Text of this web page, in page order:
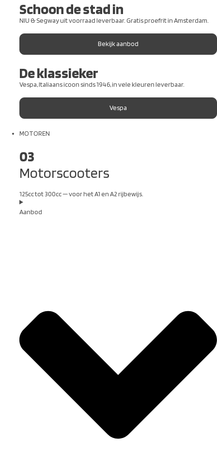
Schoon de stad in
NIU & Segway uit voorraad leverbaar. Gratis proefrit in Amsterdam.
Bekijk aanbod
De klassieker
Vespa, Italiaans icoon sinds 1946, in vele kleuren leverbaar.
Vespa
MOTOREN
03
Motorscooters
125cc tot 300cc — voor het A1 en A2 rijbewijs.
Aanbod